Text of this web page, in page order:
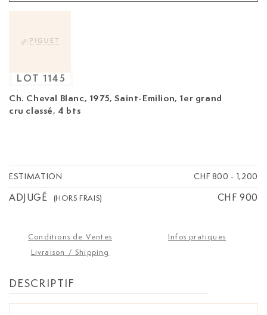
Ch. Cheval Blanc, 1975, Saint-Emilion, 1er grand
cru classé, 4 bts
LOT 1145
ESTIMATION CHF 800 - 1,200
ADJUGÉ (HORS FRAIS) CHF 900
Conditions de Ventes
Infos pratiques
Livraison / Shipping
DESCRIPTIF